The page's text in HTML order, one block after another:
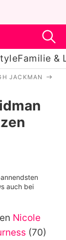
Familie &
JACKMAN
auch bei
Nicole
(70)